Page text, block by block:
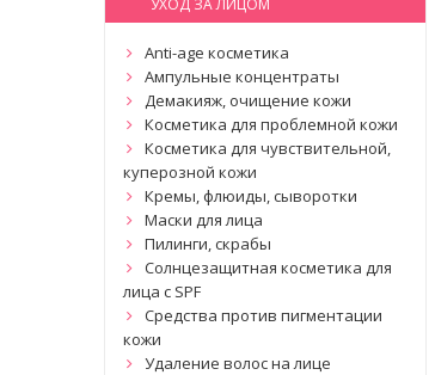
Anti-age косметика
Ампульные концентраты
Демакияж, очищение кожи
Косметика для проблемной кожи
Косметика для чувствительной,
куперозной кожи
Кремы, флюиды, сыворотки
Маски для лица
Пилинги, скрабы
Солнцезащитная косметика для
лица с SPF
Средства против пигментации
кожи
Удаление волос на лице